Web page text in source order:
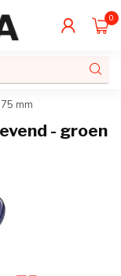
0
mm
- groen